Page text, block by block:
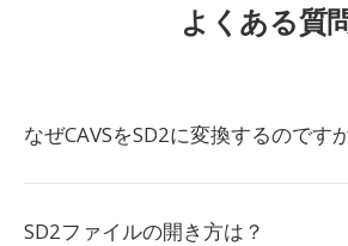
よくある質
なぜCAVSをSD2に変換するのです
SD2ファイルの開き方は？